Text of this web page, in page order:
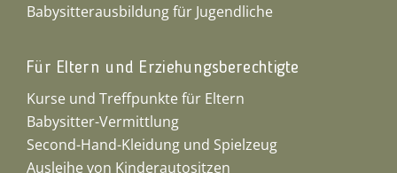
Babysitterausbildung für Jugendliche
Für Eltern und Erziehungsberechtigte
Kurse und Treffpunkte für Eltern
Babysitter-Vermittlung
Second-Hand-Kleidung und Spielzeug
Ausleihe von Kinderautositzen